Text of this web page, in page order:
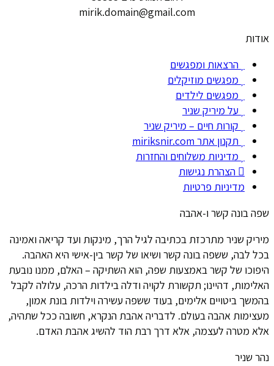
mirik.domain@gmail.com
אודות
הרצאות ומפגשים
מפגשים מוזיקלים
מפגשים לילדים
על מיריק שניר
קורות חיים – מיריק שניר
תקנון אתר miriksnir.com
מדיניות משלוחים והחזרות
הצהרת נגישות
מדיניות פרטיות
שפה בונה קשר ו-אהבה
מיריק שניר מתרכזת בכתיבה לגיל הרך, מינקות ועד קריאה ואמינה
בכל לבה, ששפה בונה קשר ושיאו של קשר בין-אישי היא האהבה.
היפוכו של קשר באמצעות שפה, הוא השתיקה – האלם, ממנו נובעת
האלימות, דהיינו; תקשורת לקויה ודלה בילדות הרכה, עלולה לקבל
בהמשך ביטויים אלימים, בעוד ששפה עשירה וילדות בונת אמון,
מעצימות אהבה בעולם. לדבריה אהבת הנקרא, חשובה ככל שתהיה,
אלא מטרה לעצמה, אלא דרך רבת הוד להשיג אהבת האדם.
נהר שניר